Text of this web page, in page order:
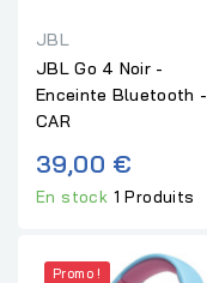
JBL
JBL Go 4 Noir -
Enceinte Bluetooth -
CAR
39,00 €
En stock 1 Produits
Promo !